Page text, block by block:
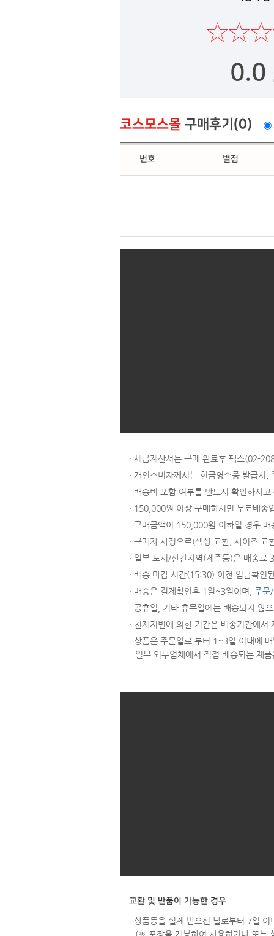
0.0
코스모스몰 구매후기(0)
번호 별점
· 세금계산서는 구매 완료후 팩스(02-
· 개인소비자께서는 현금영수증 발급시,
· 배송비 포함 여부를 반드시 확인하시
· 150,000원 이상 구매하시면 무료배송
· 구매금액이 150,000원 이하일 경우
· 구매자 사정으로(색상 교환, 사이즈
· 일부 도서/산간지역(제주등)은 배송료
· 배송 마감 시간(15:30) 이전 입금확인
· 배송은 결제확인후 1일~3일이며, 주문
· 공휴일, 기타 휴무일에는 배송되지 않
· 천재지변에 의한 기간은 배송기간에서
· 상품은 주문일로 부터 1~3일 이내에
일부 외부업체에서 직접 배송되는 제
교환 및 반품이 가능한 경우
· 상품등을 실제 받으신 날로부터 7일 이